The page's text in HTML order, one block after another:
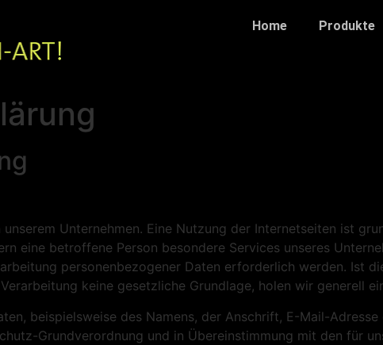
Home Produkte
Unternehmen. Eine Nutzung der Internetseiten ist
eine betroffene Person besondere Services unseres
personenbezogener Daten erforderlich werden. Ist
keine gesetzliche Grundlage, holen wir generell
beispielsweise des Namens, der Anschrift, E-Mail-
Grundverordnung und in Übereinstimmung mit den für